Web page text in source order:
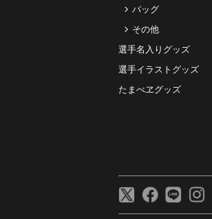
バッグ
その他
選手名入りグッズ
選手イラストグッズ
たまべヱグッズ